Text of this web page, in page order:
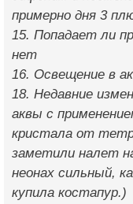
примерно дня 3
15. Попадает ли
нет
16. Освещение в
18. Недавние
аквы с
кристала от
заметили налет
неонах сильный,
купила костапур.)